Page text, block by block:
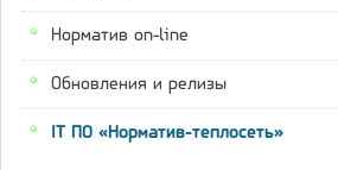
Норматив on-line
Обновления и релизы
IT ПО «Норматив-теплосеть»